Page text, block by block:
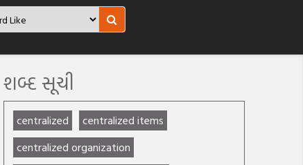
શબ્દ સૂચી
centralized
centralized items
centralized organization